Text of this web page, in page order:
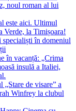
noul roman al lui
este aici. Ultimul
Verde, la Timișoara!
specialiști în domeniul
în vacanță: „Crima
insulă a Italiei,
de visare” a
Winfrey la clubul